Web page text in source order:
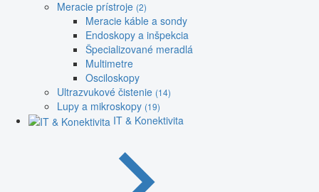
Meracie prístroje (2)
Meracie káble a sondy
Endoskopy a inšpekcia
Špecializované meradlá
Multimetre
Osciloskopy
Ultrazvukové čistenie (14)
Lupy a mikroskopy (19)
IT & Konektivita